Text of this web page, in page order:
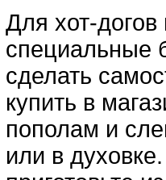
Для хот-
специальные
сделать
купить в
пополам и
или в